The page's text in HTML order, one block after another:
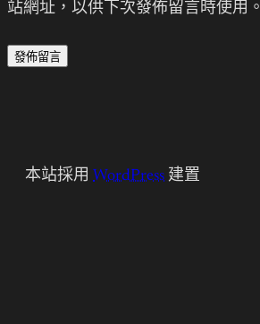
站網址，以供下次發佈留言時使用。
本站採用 WordPress 建置